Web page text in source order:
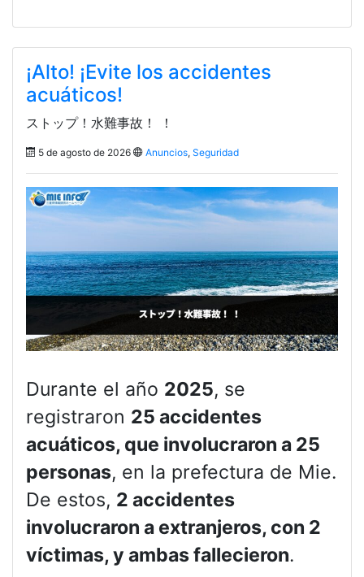
¡Alto! ¡Evite los accidentes
acuáticos!
ストップ！水難事故！ ！
5 de agosto de 2026 Anuncios, Seguridad
Durante el año 2025, se
registraron 25 accidentes
acuáticos, que involucraron a 25
personas, en la prefectura de Mie.
De estos, 2 accidentes
involucraron a extranjeros, con 2
víctimas, y ambas fallecieron.